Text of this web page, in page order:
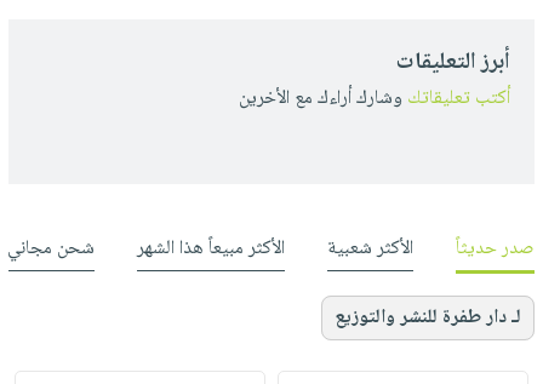
أبرز التعليقات
أكتب تعليقاتك وشارك أراءك مع الأخرين
صدر حديثاً الأكثر شعبية الأكثر مبيعاً هذا الشهر شحن مجاني
لـ دار طفرة للنشر والتوزيع